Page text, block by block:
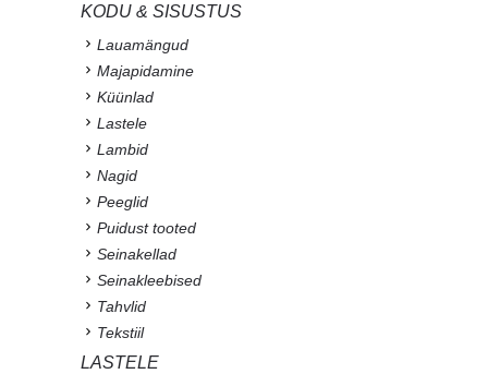
KODU & SISUSTUS
Lauamängud
Majapidamine
Küünlad
Lastele
Lambid
Nagid
Peeglid
Puidust tooted
Seinakellad
Seinakleebised
Tahvlid
Tekstiil
LASTELE